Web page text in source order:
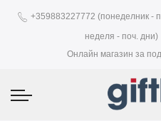
+359883227772 (понеделник -
неделя - поч. дни)
Онлайн магазин за